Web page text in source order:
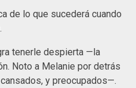
de lo que sucederá cuando
tenerle despierta —la
Noto a Melanie por detrás
y preocupados—.